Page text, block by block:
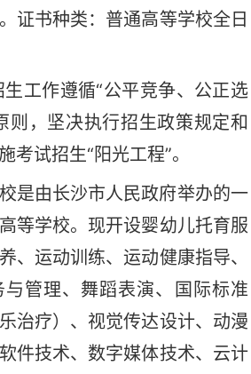
证书种类：普通高等学校全日
生工作遵循“公平竞争、公正选
则 ，坚决执行招生政策规定和
考试招生“阳光工程”。
是由长沙市人民政府举办的一
等学校。现开设婴幼儿托育服
、运动训练、运动健康指导、
管理、舞蹈表演、国际标准
治疗）、视觉传达设计、动漫
件技术、数字媒体技术、云计